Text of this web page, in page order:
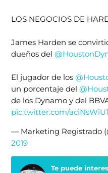
LOS NEGOCIOS DE
James Harden se
dueños del
El jugador de los
un porcentaje del
de los Dynamo y del
pic.twitter.com/
— Marketing Registrado
2019
Te puede